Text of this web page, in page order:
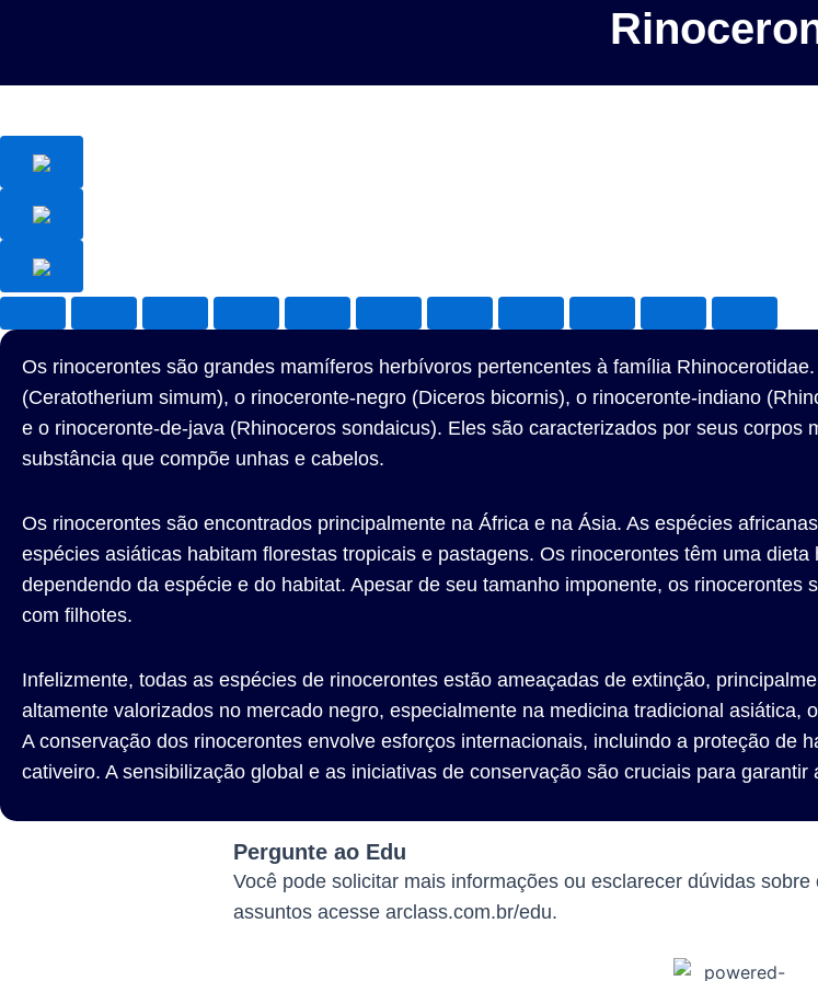
Os rinocerontes são grandes mamíferos herbívoros pertencentes à família
(Ceratotherium simum), o rinoceronte-negro (Diceros bicornis), o rinoceronte-indiano
e o rinoceronte-de-java (Rhinoceros sondaicus). Eles são caracterizados por seus
substância que compõe unhas e cabelos.
Os rinocerontes são encontrados principalmente na África e na Ásia. As espécies
espécies asiáticas habitam florestas tropicais e pastagens. Os rinocerontes têm uma
dependendo da espécie e do habitat. Apesar de seu tamanho imponente, os
com filhotes.
Infelizmente, todas as espécies de rinocerontes estão ameaçadas de extinção,
altamente valorizados no mercado negro, especialmente na medicina tradicional
A conservação dos rinocerontes envolve esforços internacionais, incluindo a proteção de
cativeiro. A sensibilização global e as iniciativas de conservação são cruciais para
Pergunte ao Edu
Você pode solicitar mais informações ou esclarecer dúvidas
assuntos acesse arclass.com.br/edu.